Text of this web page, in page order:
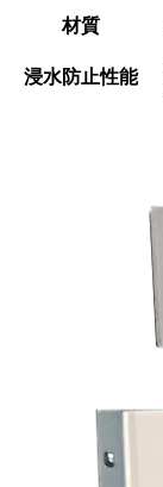
材質
浸水防止性能